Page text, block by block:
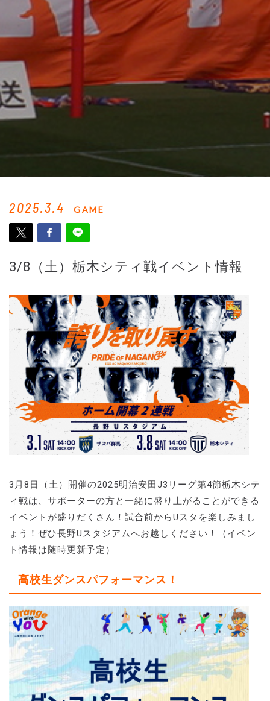
2025.3.4 GAME
3/8（土）栃木シティ戦イベント情報
3月8日（土）開催の2025明治安田J3リーグ第4節栃木シテ
ィ戦は、サポーターの方と一緒に盛り上がることができる
イベントが盛りだくさん！試合前からUスタを楽しみまし
ょう！ぜひ長野Uスタジアムへお越しください！（イベン
ト情報は随時更新予定）
高校生ダンスパフォーマンス！